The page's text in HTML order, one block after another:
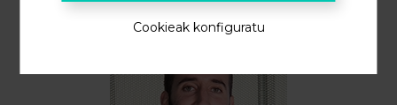
Cookieak konfiguratu